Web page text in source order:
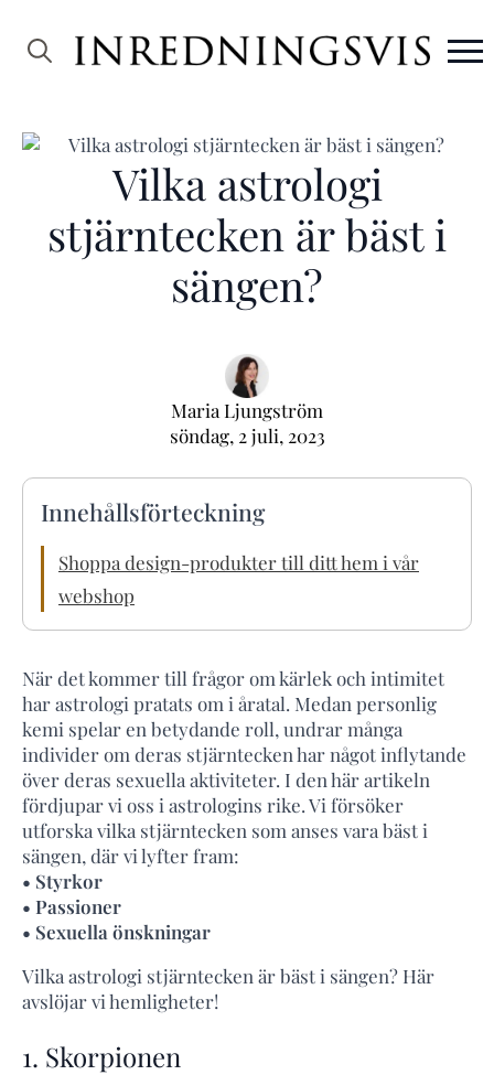
Vilka astrologi
stjärntecken är bäst i
sängen?
Maria Ljungström
söndag, 2 juli, 2023
Innehållsförteckning
Shoppa design-produkter till ditt hem i vår
webshop
När det kommer till frågor om kärlek och intimitet
har astrologi pratats om i åratal. Medan personlig
kemi spelar en betydande roll, undrar många
individer om deras stjärntecken har något inflytande
över deras sexuella aktiviteter. I den här artikeln
fördjupar vi oss i astrologins rike. Vi försöker
utforska vilka stjärntecken som anses vara bäst i
sängen, där vi lyfter fram:
• Styrkor
• Passioner
• Sexuella önskningar
Vilka astrologi stjärntecken är bäst i sängen? Här
avslöjar vi hemligheter!
1. Skorpionen